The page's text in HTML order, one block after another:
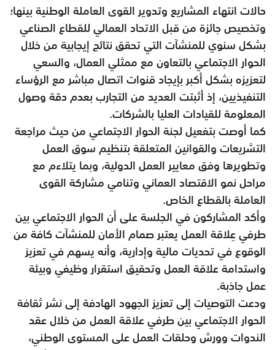
حالات انتهاء المشاريع وتدوير القوى العاملة الوطنية بينها؛
وتخصيص جائزة من قبل الاتحاد العمالي للقطاع الصناعي
بشكل سنوي للمنشآت التي تحقق نتائج إيجابية من خلال
الحوار الاجتماعي بالتعاون مع ممثلي العمال، والسعي
لتعزيزه بشكل أكبر بإيجاد قنوات اتصال مباشر مع الرؤساء
التنفيذيين، إذ أثبتت العديد من التجارب بعدم دقة وصول
المعلومة للقيادات العليا بالشركات.
كما أوصت بتفعيل لجنة الحوار الاجتماعي من حيث مراجعة
التشريعات والقوانين المتعلقة بتنظيم سوق العمل
وتطويرها وفق معايير العمل الدولية، وبما يتلاءم مع
مراحل نمو الاقتصاد العماني وتنامي مشاركة القوى
العاملة بالقطاع الخاص.
وأكد المشاركون في الجلسة على أن الحوار الاجتماعي بين
طرفي عِلاقة العمل يعتبر صمام الأمان للمنشآت كافة من
الوقوع في تحديات مالية وإدارية، وأنه يسهم في تعزيز
واستدامة علاقة العمل وتحقيق استقرار وظيفي وبيئة
عمل جاذبة.
ودعت التوصيات إلى تعزيز الجهود الهادفة إلى نشر ثقافة
الحوار الاجتماعي بين طرفي علاقة العمل من خلال عقد
الندوات وورش وحلقات العمل على المستوى الوطني،